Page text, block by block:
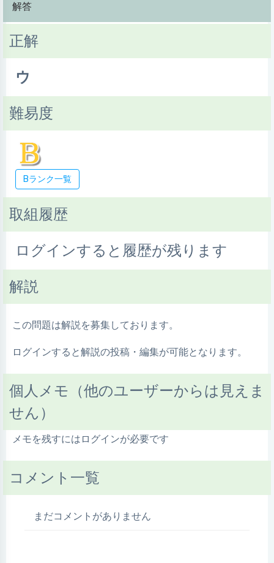
解答
正解
ウ
難易度
Bランク一覧
取組履歴
ログインすると履歴が残ります
解説
この問題は解説を募集しております。
ログインすると解説の投稿・編集が可能となります。
個人メモ（他のユーザーからは見えま
せん）
メモを残すにはログインが必要です
コメント一覧
まだコメントがありません